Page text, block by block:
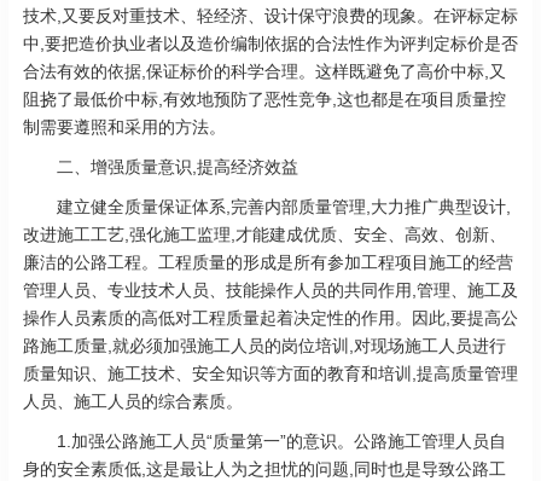
技术,又要反对重技术、轻经济、设计保守浪费的现象。在评标定标
中,要把造价执业者以及造价编制依据的合法性作为评判定标价是否
合法有效的依据,保证标价的科学合理。这样既避免了高价中标,又
阻挠了最低价中标,有效地预防了恶性竞争,这也都是在项目质量控
制需要遵照和采用的方法。
二、增强质量意识,提高经济效益
建立健全质量保证体系,完善内部质量管理,大力推广典型设计,
改进施工工艺,强化施工监理,才能建成优质、安全、高效、创新、
廉洁的公路工程。工程质量的形成是所有参加工程项目施工的经营
管理人员、专业技术人员、技能操作人员的共同作用,管理、施工及
操作人员素质的高低对工程质量起着决定性的作用。因此,要提高公
路施工质量,就必须加强施工人员的岗位培训,对现场施工人员进行
质量知识、施工技术、安全知识等方面的教育和培训,提高质量管理
人员、施工人员的综合素质。
1.加强公路施工人员“质量第一”的意识。公路施工管理人员自
身的安全素质低,这是最让人为之担忧的问题,同时也是导致公路工